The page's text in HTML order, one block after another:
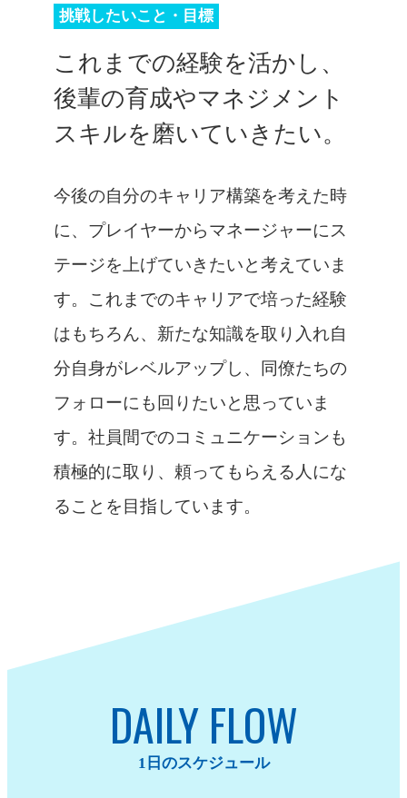
挑戦したいこと・目標
これまでの経験を活かし、
後輩の育成やマネジメント
スキルを磨いていきたい。
今後の自分のキャリア構築を考えた時
に、プレイヤーからマネージャーにス
テージを上げていきたいと考えていま
す。これまでのキャリアで培った経験
はもちろん、新たな知識を取り入れ自
分自身がレベルアップし、同僚たちの
フォローにも回りたいと思っていま
す。社員間でのコミュニケーションも
積極的に取り、頼ってもらえる人にな
ることを目指しています。
DAILY FLOW
1日のスケジュール